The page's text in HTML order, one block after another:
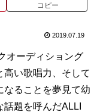
コピー
2019.07.19
オーディショング
⾼い歌唱⼒、そして
なることを夢⾒て幼
題を呼んだALLI